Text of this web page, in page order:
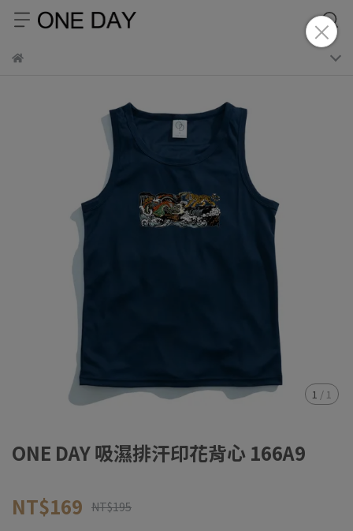
1 / 1
ONE DAY 吸濕排汗印花背心 166A9
NT$169 NT$195